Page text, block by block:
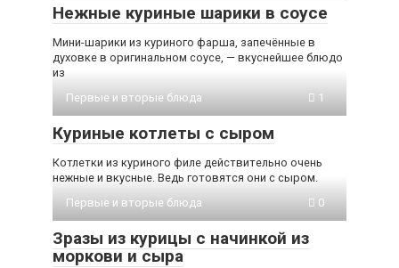
Нежные куриные шарики в соусе
Мини-шарики из куриного фарша, запечённые в
духовке в оригинальном соусе, — вкуснейшее блюдо
из
Первые и вторые блюда
1
Куриные котлеты с сыром
Котлетки из куриного филе действительно очень
нежные и вкусные. Ведь готовятся они с сыром.
Первые и вторые блюда
0
Зpaзы из кyрицы с начинкой из
моркови и сыpа